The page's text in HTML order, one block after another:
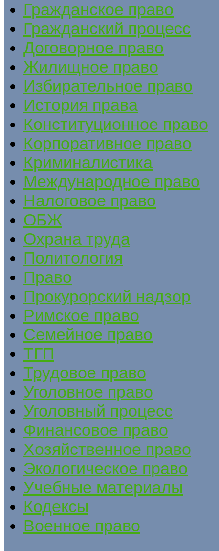
Гражданское право
Гражданский процесс
Договорное право
Жилищное право
Избирательное право
История права
Конституционное право
Корпоративное право
Криминалистика
Международное право
Налоговое право
ОБЖ
Охрана труда
Политология
Право
Прокурорский надзор
Римское право
Семейное право
ТГП
Трудовое право
Уголовное право
Уголовный процесс
Финансовое право
Хозяйственное право
Экологическое право
Учебные материалы
Кодексы
Военное право